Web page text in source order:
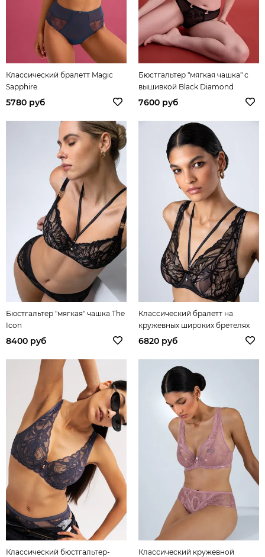
Классический бралетт Magic
Sapphire
5780 руб
Бюстгальтер "мягкая чашка" с
вышивкой Black Diamond
7600 руб
Бюстгальтер "мягкая" чашка The
Icon
8400 руб
Классический бралетт на
кружевных широких бретелях
The Icon
6820 руб
Классический бюстгальтер-
Классический кружевной